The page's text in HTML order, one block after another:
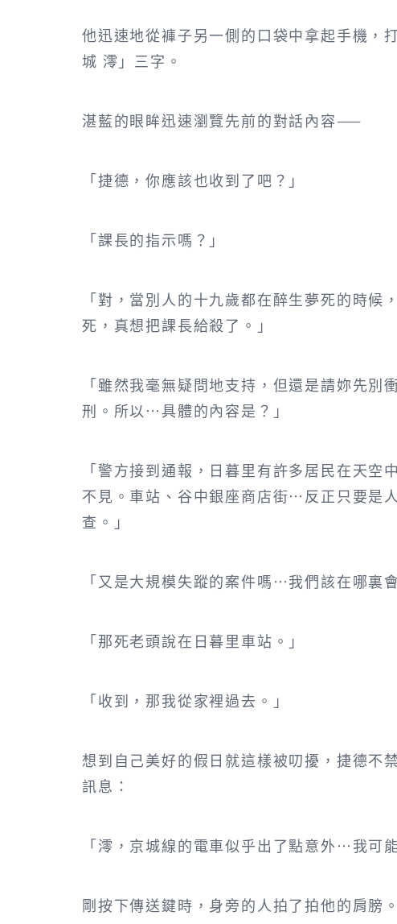
他迅速地從褲子另一側的口袋中拿起手機，
城 澪」三字。
湛藍的眼眸迅速瀏覽先前的對話內容——
「捷德，你應該也收到了吧？」
「課長的指示嗎？」
「對，當別人的十九歲都在醉生夢死的時
死，真想把課長給殺了。」
「雖然我毫無疑問地支持，但還是請妳先
刑。所以…具體的內容是？」
「警方接到通報，日暮里有許多居民在天
不見。車站、谷中銀座商店街…反正只要是
查。」
「又是大規模失蹤的案件嗎…我們該在哪裏會
「那死老頭說在日暮里車站。」
「收到，那我從家裡過去。」
想到自己美好的假日就這樣被叨擾，捷德不
訊息：
「澪，京城線的電車似乎出了點意外…我可
剛按下傳送鍵時，身旁的人拍了拍他的肩膀